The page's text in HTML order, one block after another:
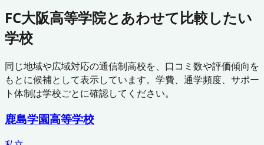
FC大阪高等学院とあわせて比較したい
学校
同じ地域や広域対応の通信制高校を、口コミ数や評価傾向を
もとに候補として表示しています。学費、通学頻度、サポー
ト体制は学校ごとに確認してください。
鹿島学園高等学校